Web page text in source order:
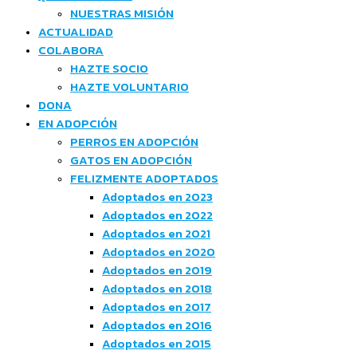
NUESTRAS MISIÓN
ACTUALIDAD
COLABORA
HAZTE SOCIO
HAZTE VOLUNTARIO
DONA
EN ADOPCIÓN
PERROS EN ADOPCIÓN
GATOS EN ADOPCIÓN
FELIZMENTE ADOPTADOS
Adoptados en 2023
Adoptados en 2022
Adoptados en 2021
Adoptados en 2020
Adoptados en 2019
Adoptados en 2018
Adoptados en 2017
Adoptados en 2016
Adoptados en 2015